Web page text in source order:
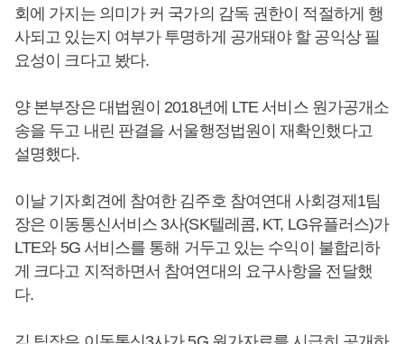
회에 가지는 의미가 커 국가의 감독 권한이 적절하게 행
사되고 있는지 여부가 투명하게 공개돼야 할 공익상 필
요성이 크다고 봤다.
양 본부장은 대법원이 2018년에 LTE 서비스 원가공개소
송을 두고 내린 판결을 서울행정법원이 재확인했다고
설명했다.
이날 기자회견에 참여한 김주호 참여연대 사회경제1팀
장은 이동통신서비스 3사(SK텔레콤, KT, LG유플러스)가
LTE와 5G 서비스를 통해 거두고 있는 수익이 불합리하
게 크다고 지적하면서 참여연대의 요구사항을 전달했
다.